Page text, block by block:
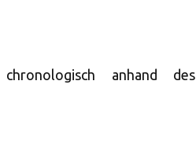
anhand des